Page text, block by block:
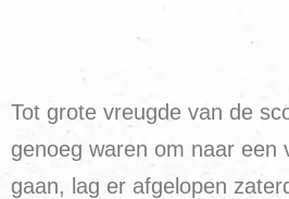
Tot grote vreugde van de
genoeg waren om naar een
gaan, lag er afgelopen